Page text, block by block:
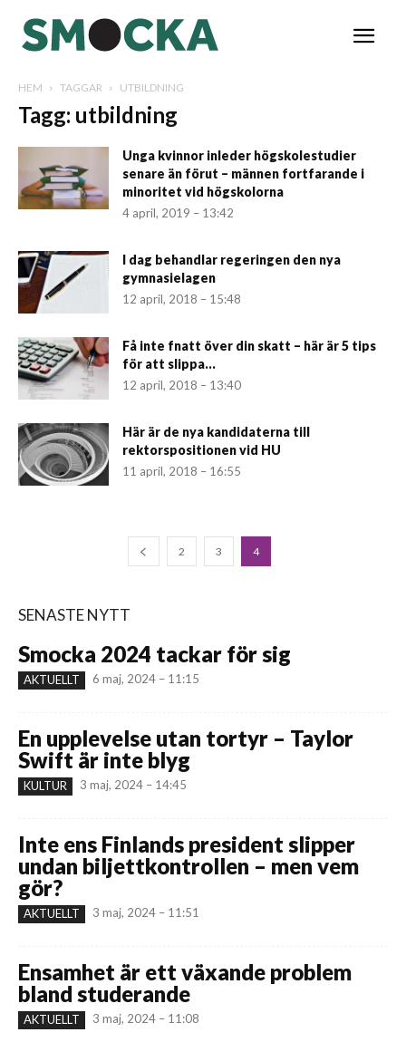
HEM TAGGAR UTBILDNING
Tagg: utbildning
Unga kvinnor inleder högskolestudier
senare än förut – männen fortfarande i
minoritet vid högskolorna
4 april, 2019 – 13:42
I dag behandlar regeringen den nya
gymnasielagen
12 april, 2018 – 15:48
Få inte fnatt över din skatt – här är 5 tips
för att slippa...
12 april, 2018 – 13:40
Här är de nya kandidaterna till
rektorspositionen vid HU
11 april, 2018 – 16:55
2 3 4
SENASTE NYTT
Smocka 2024 tackar för sig
AKTUELLT 6 maj, 2024 – 11:15
En upplevelse utan tortyr – Taylor
Swift är inte blyg
KULTUR 3 maj, 2024 – 14:45
Inte ens Finlands president slipper
undan biljettkontrollen – men vem
gör?
AKTUELLT 3 maj, 2024 – 11:51
Ensamhet är ett växande problem
bland studerande
AKTUELLT 3 maj, 2024 – 11:08